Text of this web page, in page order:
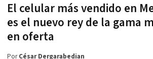
El celular más vendido en
es el nuevo rey de la gama
en oferta
PorCésar Dergarabedian